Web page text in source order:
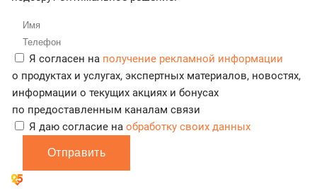
Я согласен на получение рекламной информации
о продуктах и услугах, экспертных материалов, новостях,
информации о текущих акциях и бонусах
по предоставленным каналам связи
Я даю согласие на обработку своих данных
Отправить